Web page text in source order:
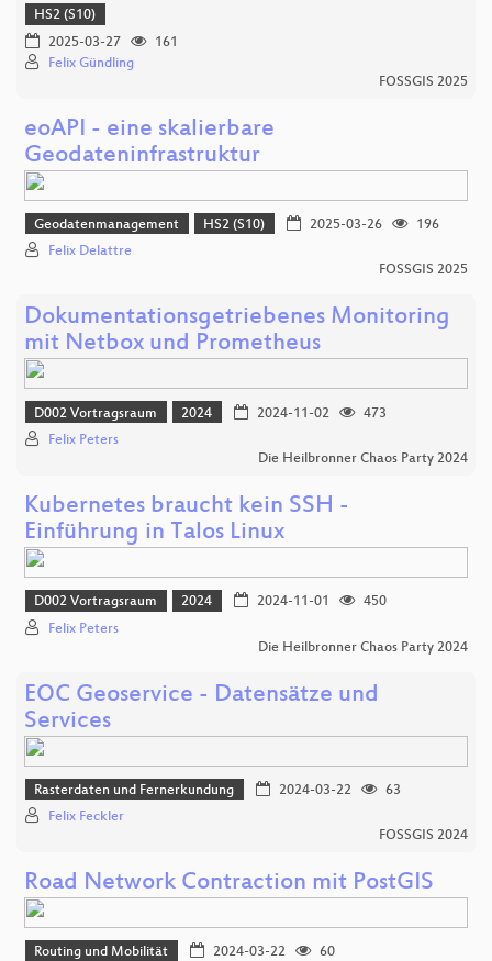
HS2 (S10)
2025-03-27
161
Felix Gündling
FOSSGIS 2025
eoAPI - eine skalierbare
Geodateninfrastruktur
Geodatenmanagement HS2 (S10) 2025-03-26
196
Felix Delattre
FOSSGIS 2025
Dokumentationsgetriebenes Monitoring
mit Netbox und Prometheus
D002 Vortragsraum 2024 2024-11-02
473
Felix Peters
Die Heilbronner Chaos Party 2024
Kubernetes braucht kein SSH -
Einführung in Talos Linux
D002 Vortragsraum 2024 2024-11-01
450
Felix Peters
Die Heilbronner Chaos Party 2024
EOC Geoservice - Datensätze und
Services
Rasterdaten und Fernerkundung 2024-03-22
63
Felix Feckler
FOSSGIS 2024
Road Network Contraction mit PostGIS
Routing und Mobilität 2024-03-22
60